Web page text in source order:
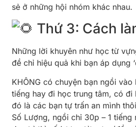
sẻ ở những hội nhóm khác nhau.
Thứ 3: Cách
Những lời khuyên như học từ
đề chỉ hiệu quả khi bạn áp dụng
KHÔNG có chuyện bạn ngồi
tiếng hay đi học trung tâm, có đi
đó là các bạn tự trấn an mình
Số Lượng, ngồi chỉ 30p – 1 tiếng